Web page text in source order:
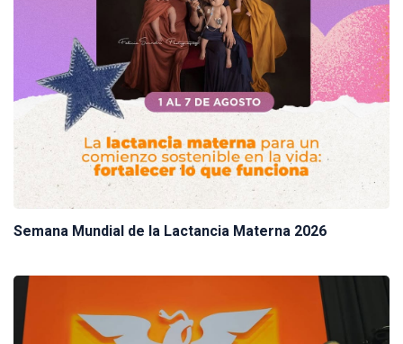
Semana Mundial de la Lactancia Materna 2026